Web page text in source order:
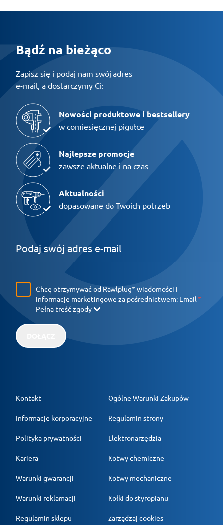
Bądź na bieżąco
Zapisz się i podaj nam swój adres
e-mail, a dostarczymy Ci:
Nowości produktowe i bestsellery
w comiesięcznej pigułce
Najlepsze promocje
zawsze aktualne i na czas
Aktualności
dopasowane do Twoich potrzeb
Chcę otrzymywać od Rawlplug* wiadomości i
informacje marketingowe za pośrednictwem: Email
Pełna treść zgody
Kontakt
Informacje korporacyjne
Polityka prywatności
Kariera
Warunki gwarancji
Warunki reklamacji
Regulamin sklepu
Ogólne Warunki Zakupów
Regulamin strony
Elektronarzędzia
Kotwy chemiczne
Kotwy mechaniczne
Kołki do styropianu
Zarządzaj cookies